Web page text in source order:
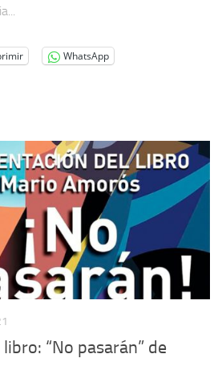
WhatsApp
“No pasarán” de